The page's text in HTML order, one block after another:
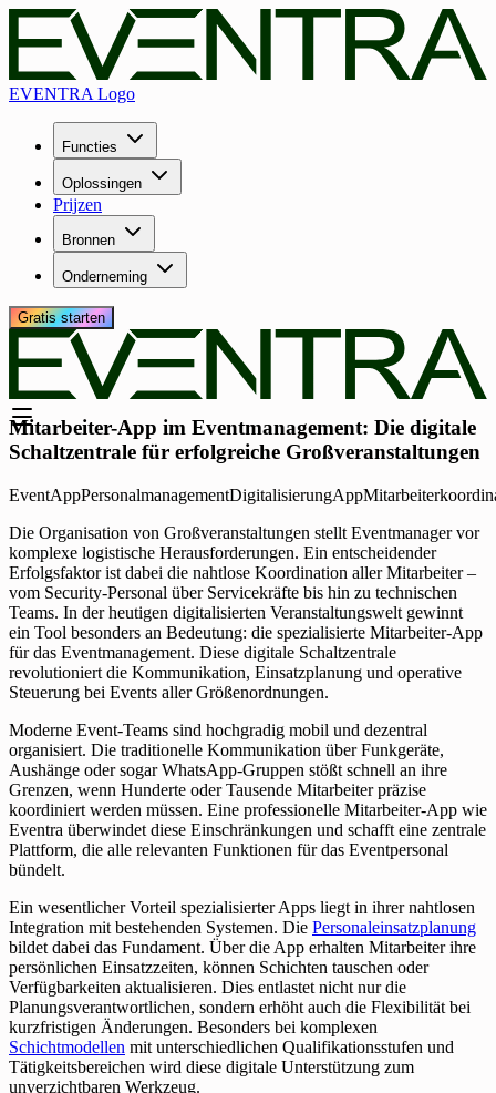
EVENTRA Logo
Functies
Oplossingen
Prijzen
Bronnen
Onderneming
Gratis starten
Mitarbeiter-App im Eventmanagement: Die digitale
Schaltzentrale für erfolgreiche Großveranstaltungen
EventAppPersonalmanagementDigitalisierungApp
Die Organisation von Großveranstaltungen stellt Eventmanager vor
komplexe logistische Herausforderungen. Ein entscheidender
Erfolgsfaktor ist dabei die nahtlose Koordination aller Mitarbeiter –
vom Security-Personal über Servicekräfte bis hin zu technischen
Teams. In der heutigen digitalisierten Veranstaltungswelt gewinnt
ein Tool besonders an Bedeutung: die spezialisierte Mitarbeiter-App
für das Eventmanagement. Diese digitale Schaltzentrale
revolutioniert die Kommunikation, Einsatzplanung und operative
Steuerung bei Events aller Größenordnungen.
Moderne Event-Teams sind hochgradig mobil und dezentral
organisiert. Die traditionelle Kommunikation über Funkgeräte,
Aushänge oder sogar WhatsApp-Gruppen stößt schnell an ihre
Grenzen, wenn Hunderte oder Tausende Mitarbeiter präzise
koordiniert werden müssen. Eine professionelle Mitarbeiter-App wie
Eventra überwindet diese Einschränkungen und schafft eine zentrale
Plattform, die alle relevanten Funktionen für das Eventpersonal
bündelt.
Ein wesentlicher Vorteil spezialisierter Apps liegt in ihrer nahtlosen
Integration mit bestehenden Systemen. Die Personaleinsatzplanung
bildet dabei das Fundament. Über die App erhalten Mitarbeiter ihre
persönlichen Einsatzzeiten, können Schichten tauschen oder
Verfügbarkeiten aktualisieren. Dies entlastet nicht nur die
Planungsverantwortlichen, sondern erhöht auch die Flexibilität bei
kurzfristigen Änderungen. Besonders bei komplexen
Schichtmodellen mit unterschiedlichen Qualifikationsstufen und
Tätigkeitsbereichen wird diese digitale Unterstützung zum
unverzichtbaren Werkzeug.